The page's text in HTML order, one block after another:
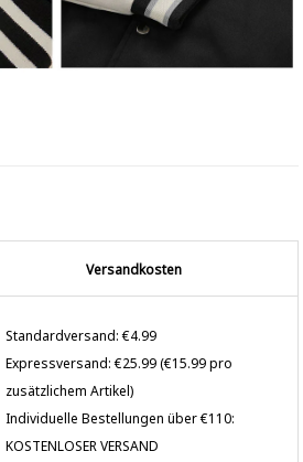
Versandkosten
Standardversand: €4.99
Expressversand: €25.99 (€15.99 pro
zusätzlichem Artikel)
Individuelle Bestellungen über €110:
KOSTENLOSER VERSAND